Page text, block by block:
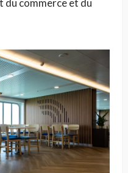
du commerce et du